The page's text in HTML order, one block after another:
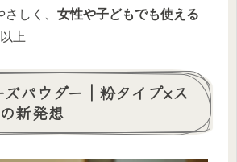
しく、 女性や子どもでも使える
上
パウダー｜粉タイプ×ス
新発想